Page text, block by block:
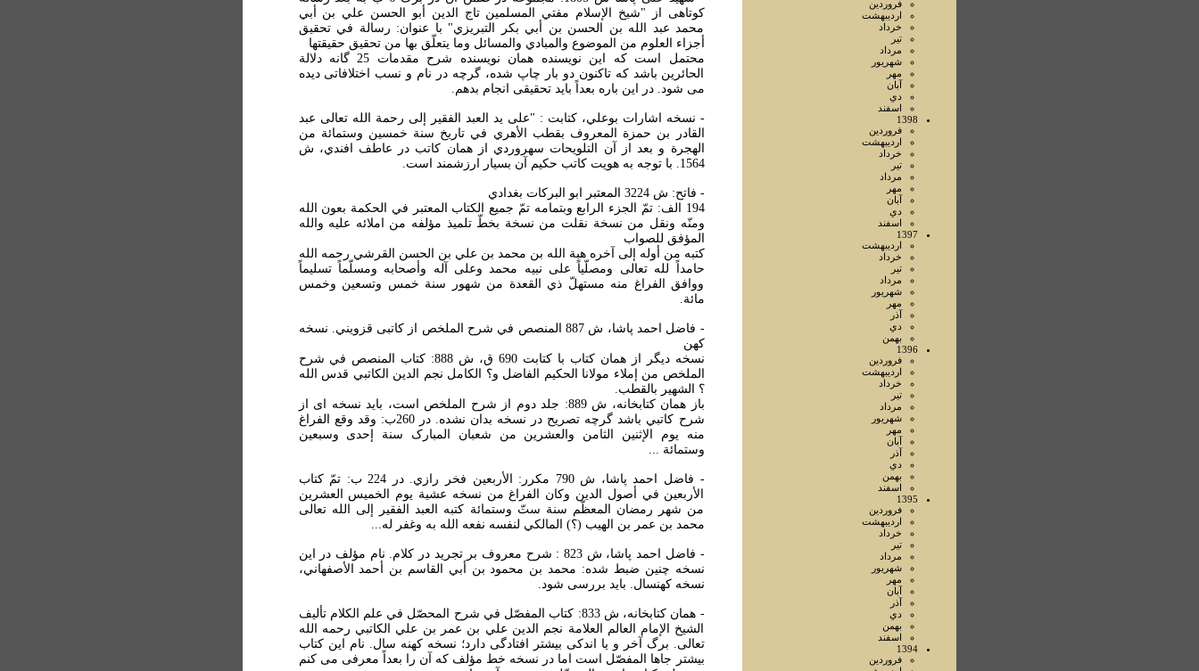
فروردين
ارديبهشت
خرداد
تير
مرداد
شهريور
مهر
آبان
دي
اسفند
1398
فروردين
ارديبهشت
خرداد
تير
مرداد
مهر
آبان
دي
اسفند
1397
ارديبهشت
خرداد
تير
مرداد
شهريور
مهر
آذر
دي
بهمن
1396
فروردين
ارديبهشت
خرداد
تير
مرداد
شهريور
مهر
آبان
آذر
دي
بهمن
اسفند
1395
فروردين
ارديبهشت
خرداد
تير
مرداد
شهريور
مهر
آبان
آذر
دي
بهمن
اسفند
1394
فروردين
کوتاهی از "شيخ الإسلام مفتي المسلمين تاج الدين أبو الحسن علي بن أبي
محمد عبد الله بن الحسن بن أبي بکر التبريزي" با عنوان: رسالة في تحقيق
أجزاء العلوم من الموضوع والمبادي والمسائل وما يتعلّق بها من تحقيق حقيقتها
محتمل است که اين نويسنده همان نويسنده شرح مقدمات 25 گانه دلالة
الحائرين باشد که تاکنون دو بار چاپ شده، گرچه در نام و نسب اختلافاتی ديده
می شود. در اين باره بعداً بايد تحقيقی انجام بدهم.
- نسخه اشارات بوعلي، کتابت : "علی يد العبد الفقير إلی رحمة الله تعالی عبد
القادر بن حمزة المعروف بقطب الأهري في تاريخ سنة خمسين وستمائة من
الهجرة و بعد از آن التلويحات سهروردي از همان کاتب در عاطف افندي، ش
1564. با توجه به هويت کاتب حکيم آن بسيار ارزشمند است.
- فاتح: ش 3224 المعتبر ابو البرکات بغدادي
194 الف: تمّ الجزء الرابع وبتمامه تمّ جميع الکتاب المعتبر في الحکمة بعون الله
ومنّه ونقل من نسخة نقلت من نسخة بخطّ تلميذ مؤلفه من املائه عليه والله
المؤفق للصواب
کتبه من أوله إلی آخره هبة الله بن محمد بن علي بن الحسن القرشي رحمه الله
حامداً لله تعالی ومصلّياً علی نبيه محمد وعلی آله وأصحابه ومسلّماً تسليماً
ووافق الفراغ منه مستهلّ ذي القعدة من شهور سنة خمس وتسعين وخمس
مائة.
- فاضل احمد پاشا، ش 887 المنصص في شرح الملخص از کاتبی قزويني. نسخه
کهن
نسخه ديگر از همان کتاب با کتابت 690 ق، ش 888: کتاب المنصص في شرح
الملخص من إملاء مولانا الحکيم الفاضل و؟ الکامل نجم الدين الکاتبي قدس الله
؟ الشهير بالقطب.
باز همان کتابخانه، ش 889: جلد دوم از شرح الملخص است، بايد نسخه ای از
شرح کاتبي باشد گرچه تصريح در نسخه بدان نشده. در 260ب: وقد وقع الفراغ
منه يوم الإثنين الثامن والعشرين من شعبان المبارک سنة إحدی وسبعين
وستمائة ...
- فاضل احمد پاشا، ش 790 مکرر: الأربعين فخر رازي. در 224 ب: تمّ کتاب
الأربعين في أصول الدين وکان الفراغ من نسخه عشية يوم الخميس العشرين
من شهر رمضان المعظّم سنة ستّ وستمائة کتبه العبد الفقير إلی الله تعالی
محمد بن عمر بن الهيب (؟) المالکي لنفسه نفعه الله به وغفر له...
- فاضل احمد پاشا، ش 823 : شرح معروف بر تجريد در کلام. نام مؤلف در اين
نسخه چنين ضبط شده: محمد بن محمود بن أبي القاسم بن أحمد الأصفهاني،
نسخه کهنسال. بايد بررسی شود.
- همان کتابخانه، ش 833: کتاب المفصّل في شرح المحصّل في علم الکلام تأليف
الشيخ الإمام العالم العلامة نجم الدين علي بن عمر بن علي الکاتبي رحمه الله
تعالی. برگ آخر و يا اندکی بيشتر افتادگی دارد؛ نسخه کهنه سال. نام اين کتاب
بيشتر جاها المفصّل است اما در نسخه خط مؤلف که آن را بعداً معرفی می کنم